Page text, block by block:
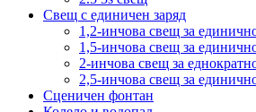
Свещ с единичен заряд
1,2-инчова свещ за
1,5-инчова свещ за
2-инчова свещ за
2,5-инчова свещ за
Сценичен фонтан